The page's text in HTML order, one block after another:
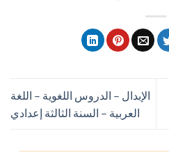
الإبدال – الدروس اللغوية – اللغة
العربية – السنة الثالثة إعدادي